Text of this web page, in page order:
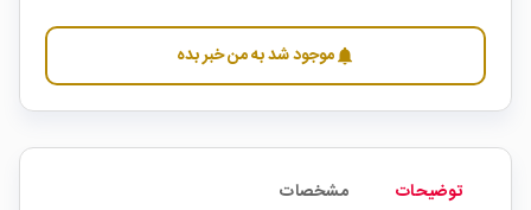
notificationsموجود شد به من خبر بده
توضیحات
مشخصات